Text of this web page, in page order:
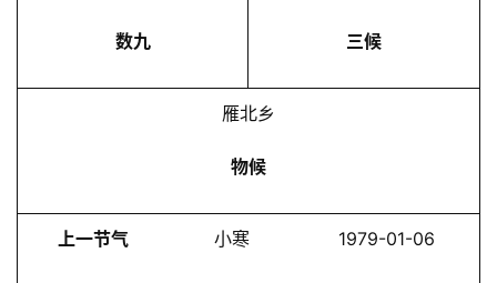
数九 三候
雁北乡
物候
上一节气 小寒 1979-01-06